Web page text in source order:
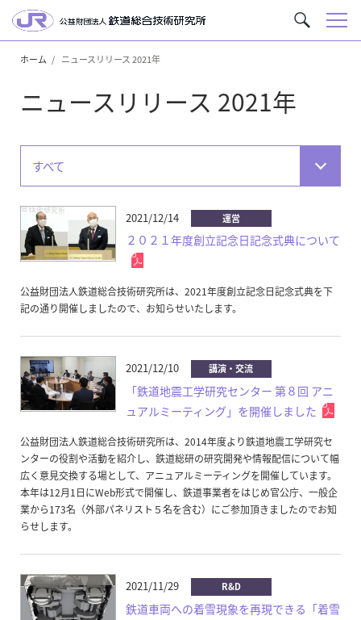
サ
イ
索
メ
ホーム ニュースリリース 2021年
ニュースリリース 2021年
すべて
2021/12/14 運営
２０２１年度創立記念日記念式典について
公益財団法人鉄道総合技術研究所は、2021年度創立記念日記念式典を下
記の通り開催しましたので、お知らせいたします。
2021/12/10 講演・交流
「鉄道地震工学研究センター 第８回 アニ
ュアルミーティング」を開催しました
公益財団法人鉄道総合技術研究所は、2014年度より鉄道地震工学研究セ
ンターの役割や活動を紹介し、鉄道総研の研究開発や情報配信について幅
広く意見交換する場として、アニュアルミーティングを開催しています。
本年は12月1日にWeb形式で開催し、鉄道事業者をはじめ官公庁、一般企
業から173名（外部パネリスト５名を含む）にご参加頂きましたのでお知
らせします。
2021/11/29 R&D
鉄道車両への着雪現象を再現できる「着雪